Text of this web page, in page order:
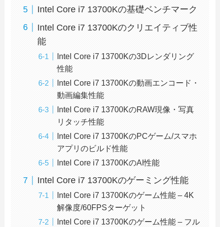
Intel Core i7 13700Kの基礎ベンチマーク
Intel Core i7 13700Kのクリエイティブ性
能
Intel Core i7 13700Kの3Dレンダリング
性能
Intel Core i7 13700Kの動画エンコード・
動画編集性能
Intel Core i7 13700KのRAW現像・写真
リタッチ性能
Intel Core i7 13700KのPCゲーム/スマホ
アプリのビルド性能
Intel Core i7 13700KのAI性能
Intel Core i7 13700Kのゲーミング性能
Intel Core i7 13700Kのゲーム性能 – 4K
解像度/60FPSターゲット
Intel Core i7 13700Kのゲーム性能 – フル